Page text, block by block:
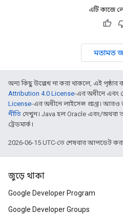
এটি কাজে
মতামত
অন্য কিছু উল্লেখ না করা থাকলে, এই পৃষ্ঠার
Attribution 4.0 License-এর অধীনে এবং
License-এর অধীনে লাইসেন্স প্রাপ্ত। আরও
নীতি দেখুন। Java হল Oracle এবং/অথবা
ট্রেডমার্ক।
2026-06-15 UTC-তে শেষবার আপডেট করা
জুড়ে থাকা
Google Developer Program
Google Developer Groups